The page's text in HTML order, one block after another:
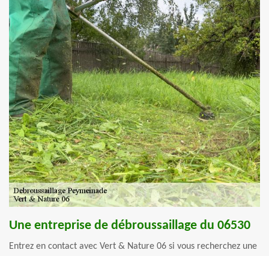
Une entreprise de débroussaillage du 06530
Entrez en contact avec Vert & Nature 06 si vous recherchez une